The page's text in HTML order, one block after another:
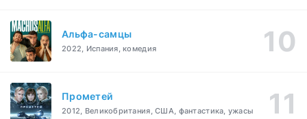
Альфа-самцы
2022, Испания, комедия
Прометей
2012, Великобритания, США, фантастика, ужасы